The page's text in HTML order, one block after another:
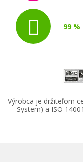
99
Výrobca je držiteľom
System) a ISO